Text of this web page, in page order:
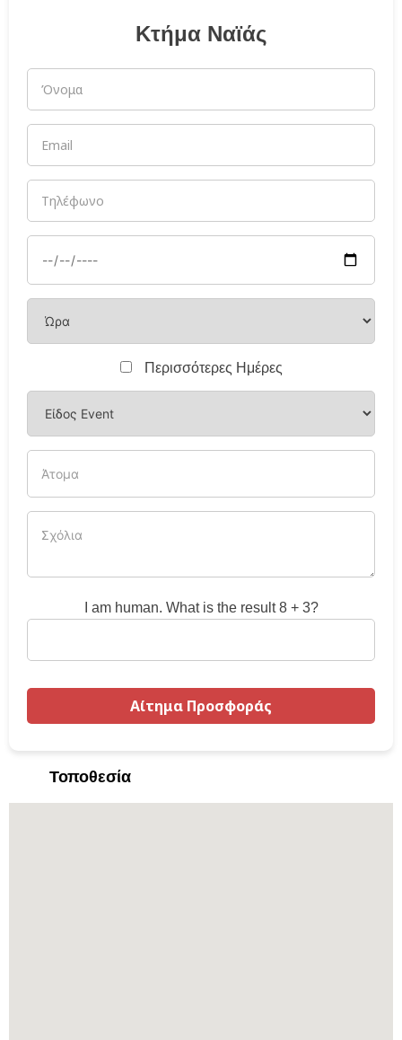
Κτήμα Ναϊάς
Περισσότερες Ημέρες
I am human. What is the result 8 + 3?
Τοποθεσία